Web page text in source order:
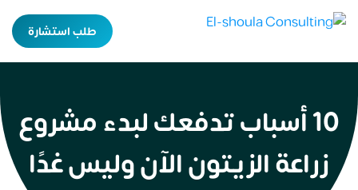
طلب استشارة
10 أسباب تدفعك لبدء مشروع
زراعة الزيتون الآن وليس غدًا